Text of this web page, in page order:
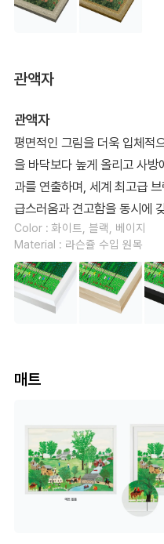
관액자
관액자
평면적인 그림을 더욱 입체적
을 바닥보다 높게 올리고 사
과를 연출하며, 세계 최고급
급스러움과 견고함을 동시에
Color : 화이트, 블랙, 베이지
Material : 라슨쥴 수입 원목
매트